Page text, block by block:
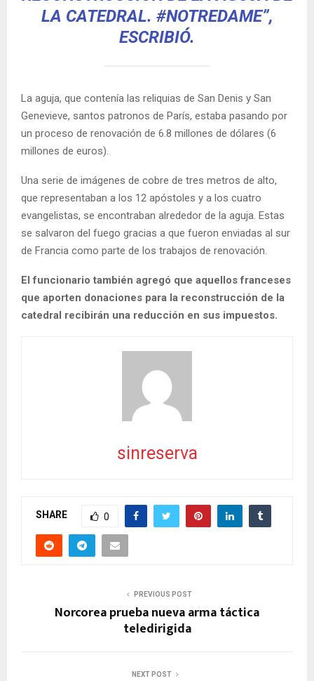
LA CATEDRAL. #NOTREDAME”,
ESCRIBIÓ.
La aguja, que contenía las reliquias de San Denis y San
Genevieve, santos patronos de París, estaba pasando por
un proceso de renovación de 6.8 millones de dólares (6
millones de euros).
Una serie de imágenes de cobre de tres metros de alto,
que representaban a los 12 apóstoles y a los cuatro
evangelistas, se encontraban alrededor de la aguja. Estas
se salvaron del fuego gracias a que fueron enviadas al sur
de Francia como parte de los trabajos de renovación.
El funcionario también agregó que aquellos franceses
que aporten donaciones para la reconstrucción de la
catedral recibirán una reducción en sus impuestos.
sinreserva
SHARE 0
PREVIOUS POST
Norcorea prueba nueva arma táctica
teledirigida
NEXT POST